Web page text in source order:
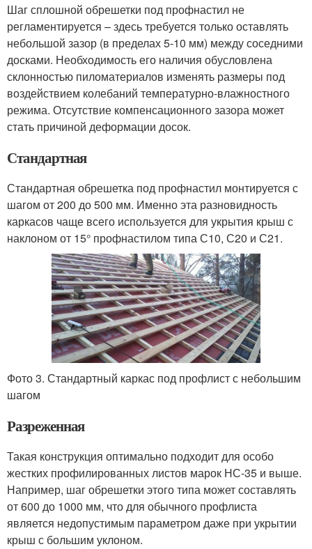
Шаг сплошной обрешетки под профнастил не
регламентируется – здесь требуется только оставлять
небольшой зазор (в пределах 5-10 мм) между соседними
досками. Необходимость его наличия обусловлена
склонностью пиломатериалов изменять размеры под
воздействием колебаний температурно-влажностного
режима. Отсутствие компенсационного зазора может
стать причиной деформации досок.
Стандартная
Стандартная обрешетка под профнастил монтируется с
шагом от 200 до 500 мм. Именно эта разновидность
каркасов чаще всего используется для укрытия крыш с
наклоном от 15° профнастилом типа С10, С20 и С21.
Фото 3. Стандартный каркас под профлист с небольшим
шагом
Разреженная
Такая конструкция оптимально подходит для особо
жестких профилированных листов марок НС-35 и выше.
Например, шаг обрешетки этого типа может составлять
от 600 до 1000 мм, что для обычного профлиста
является недопустимым параметром даже при укрытии
крыш с большим уклоном.